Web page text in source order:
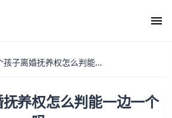
两个孩子离婚抚养权怎么判能一边一个吗
养权怎么判能一边一个